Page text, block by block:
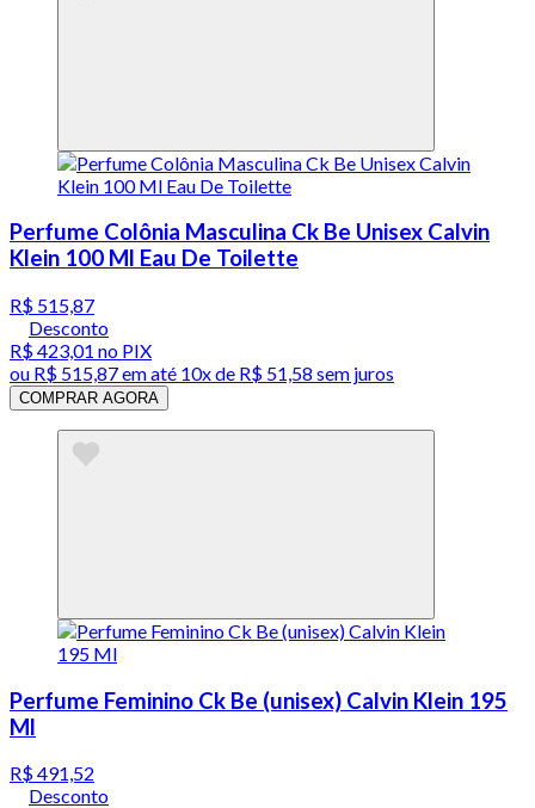
Perfume Colônia Masculina Ck Be Unisex Calvin
Klein 100 Ml Eau De Toilette
R$ 515,87
Desconto
R$ 423,01 no PIX
ou R$ 515,87em até 10x de R$ 51,58 sem juros
COMPRAR AGORA
Perfume Feminino Ck Be (unisex) Calvin Klein 195
Ml
R$ 491,52
Desconto